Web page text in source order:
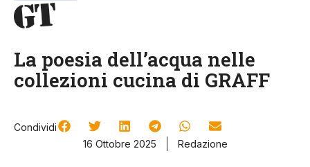
La poesia dell’acqua nelle
collezioni cucina di GRAFF
Condividi
16 Ottobre 2025
Redazione